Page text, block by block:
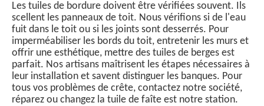
Les tuiles de bordure doivent être vérifiées souvent. Ils
scellent les panneaux de toit. Nous vérifions si de l'eau
fuit dans le toit ou si les joints sont desserrés. Pour
imperméabiliser les bords du toit, entretenir les murs et
offrir une esthétique, mettre des tuiles de berges est
parfait. Nos artisans maîtrisent les étapes nécessaires à
leur installation et savent distinguer les banques. Pour
tous vos problèmes de crête, contactez notre société,
réparez ou changez la tuile de faîte est notre station.